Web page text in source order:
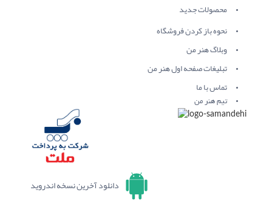
محصولات جدید
نحوه باز کردن فروشگاه
وبلاگ هنر من
تبلیغات صفحه اول هنر من
تماس با ما
تیم هنر من
دانلود آخرین نسخه اندروید